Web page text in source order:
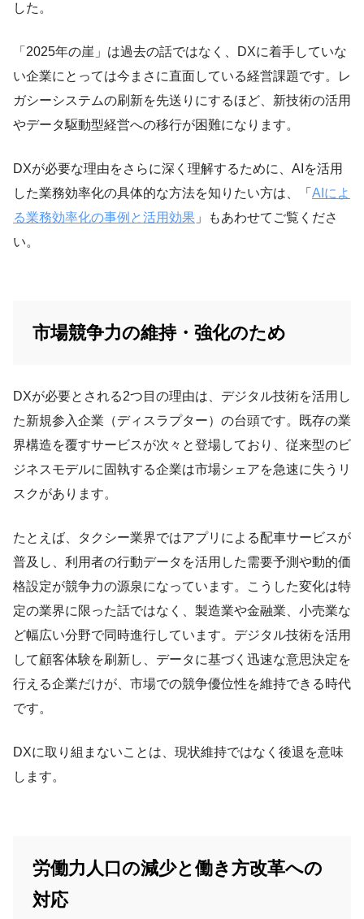
した。
「2025年の崖」は過去の話ではなく、DXに着手していな
い企業にとっては今まさに直面している経営課題です。レ
ガシーシステムの刷新を先送りにするほど、新技術の活用
やデータ駆動型経営への移行が困難になります。
DXが必要な理由をさらに深く理解するために、AIを活用
した業務効率化の具体的な方法を知りたい方は、「 AIによ
る業務効率化の事例と活用効果 」もあわせてご覧くださ
い。
市場競争力の維持・強化のため
DXが必要とされる2つ目の理由は、デジタル技術を活用し
た新規参入企業（ディスラプター）の台頭です。既存の業
界構造を覆すサービスが次々と登場しており、従来型のビ
ジネスモデルに固執する企業は市場シェアを急速に失うリ
スクがあります。
たとえば、タクシー業界ではアプリによる配車サービスが
普及し、利用者の行動データを活用した需要予測や動的価
格設定が競争力の源泉になっています。こうした変化は特
定の業界に限った話ではなく、製造業や金融業、小売業な
ど幅広い分野で同時進行しています。デジタル技術を活用
して顧客体験を刷新し、データに基づく迅速な意思決定を
行える企業だけが、市場での競争優位性を維持できる時代
です。
DXに取り組まないことは、現状維持ではなく後退を意味
します。
労働力人口の減少と働き方改革への
対応